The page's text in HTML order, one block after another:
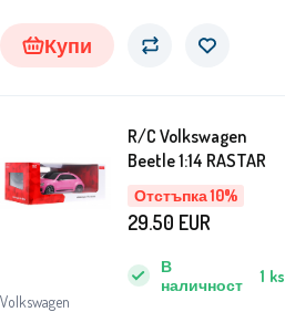
Купи
Отстъпка 10%
R/C Volkswagen
Beetle 1:14 RASTAR
Volkswagen
В
наличност
1 ks
29.50 EUR